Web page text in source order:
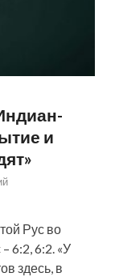
и
Рус во
6:2, 6:2. «У
здесь, в